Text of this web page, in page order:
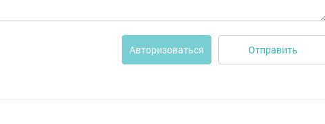
Авторизоваться Отправить